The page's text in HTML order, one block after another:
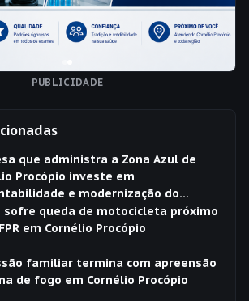
PUBLICIDADE
que administra a Zona Azul de
Procópio investe em
e modernização do
sofre queda de motocicleta próximo
em Cornélio Procópio
familiar termina com apreensão
de fogo em Cornélio Procópio